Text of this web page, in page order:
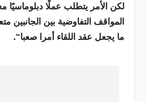
لكن الأمر يتطلب عملًا دبلوماسيًا
المواقف التفاوضية بين الجانبين
ما يجعل عقد اللقاء أمرا صعبا".